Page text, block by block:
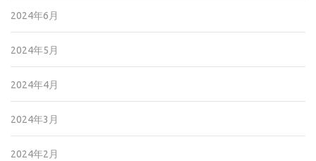
2024年6月
2024年5月
2024年4月
2024年3月
2024年2月